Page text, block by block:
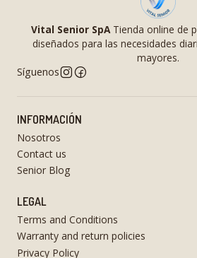
Vital Senior SpATienda online de
diseñados para las necesidades
mayores.
Síguenos
INFORMACIÓN
Nosotros
Contact us
Senior Blog
LEGAL
Terms and Conditions
Warranty and return policies
Privacy Policy